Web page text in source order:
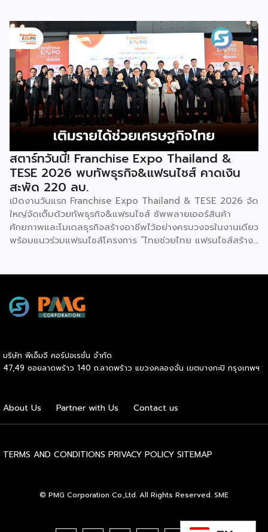
2026 ให้แก่ผู้ประกอบธุรกิจแฟรนไชส์ที่อยู่ในการส่งเสริมสนับสนุน
ของกรมฯ นายพูนพงษ์ นัยนาภากรณ์ อธิบดีกรมพัฒนาธุรกิจ
การค้า กระทรวงพาณิชย์ เปิดเผยภายหลังเป็นประธานเปิดงาน
“งานแฟรนไชส์ เอ็กซ์โป ไทยแลนด์ บาย สมาร์ท เอสเอ็มอี เอ็กซ์
โป (Franchise Expo Thailand by Smart SME Expo)” ซึ่ง
เป็นงานแสดงธุรกิจแฟรนไชส์ชั้นนำที่จัดขึ้นโดย บริษัท พีเอ็มจี
คอร์ปอเรชัน จำกัด เพื่อยกระดับศักยภาพของผู้ประกอบการและ
เจ้าของธุรกิจที่ต้องการขยายกิจการผ่านระบบแฟรนไชส์ […]
สตาร์ทวันนี้! Franchise Expo Thailand &
TESE 2026 พบทัพธุรกิจ&แฟรนไชส์ คาดเงิน
สะพัด 220 ลบ.
เปิดงานวันแรก Franchise Expo Thailand & TESE 2026 จัด
ใหญ่จัดเต็มด้วยทัพธุรกิจ&แฟรนไชส์ ซัพพลายเออร์สินค้า
ศักยภาพและโมเดลธุรกิจสร้างอาชีพไว้อย่างครบวงจรในงานเดียว
พร้อมแนวร่วมแฟรนไชส์โครงการ “ไทยช่วยไทย แฟรนไชส์สร้าง
ความรู้โดยผู้ทรงคุณวุฒิคับคั่ง และกิจกรรมเจรจาจับคู่ธุรกิจทั้งใน
และต่างประเทศ งานจัดต่อเนื่องระหว่างวันที่ 6-9 สิงหาคมนี้ ที่
ธุรกิจการค้า กระทรวงพาณิชย์ กล่าวว่า งาน ” Franchise Expo
Thailand & Thailand E-Commerce Selection Expo
บริษัท พีเอ็มจี คอร์ปอเรชั่น จำกัด
47,49 ซอยลาดพร้าว 140 ถ.ลาดพร้าว แขวงคลองจั่น เขตบางกะปิ กรุงเทพฯ
About Us Partner with Us Contact us
TERMS AND CONDITIONS PRIVACY POLICY SITEMAP
© PMG Corporation Co.,Ltd. All Rights Reserved. SME